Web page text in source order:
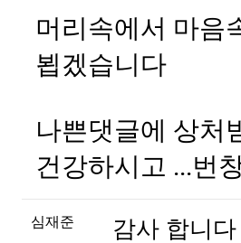
머리속에서 마음
뵙겠습니다
나쁜댓글에 상처
건강하시고 ...번
심재준
감사 합니